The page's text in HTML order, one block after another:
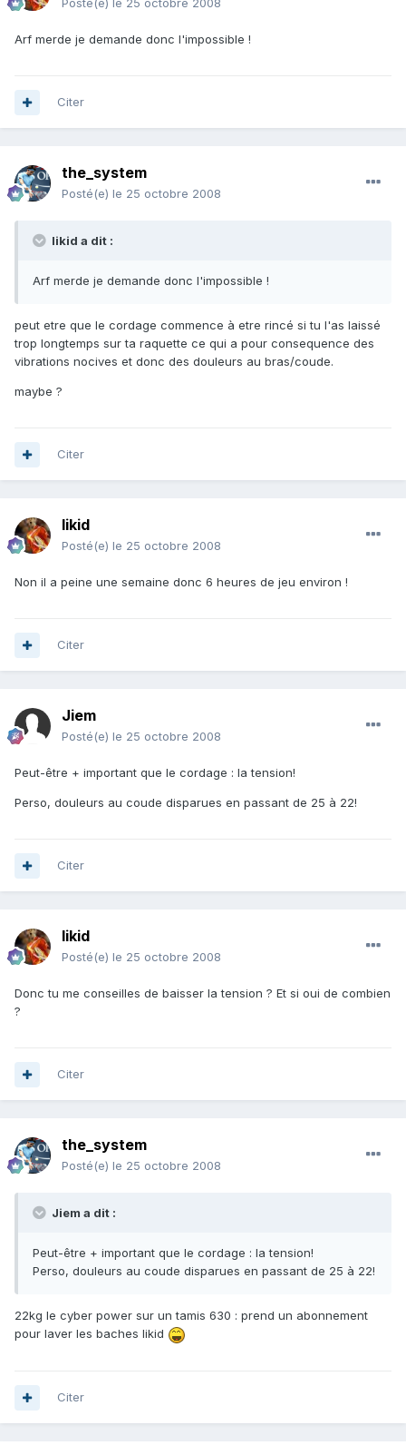
Posté(e) le 25 octobre 2008
Arf merde je demande donc l'impossible !
Citer
the_system
Posté(e) le 25 octobre 2008
likid a dit :
Arf merde je demande donc l'impossible !
peut etre que le cordage commence à etre rincé si tu l'as laissé
trop longtemps sur ta raquette ce qui a pour consequence des
vibrations nocives et donc des douleurs au bras/coude.
maybe ?
Citer
likid
Posté(e) le 25 octobre 2008
Non il a peine une semaine donc 6 heures de jeu environ !
Citer
Jiem
Posté(e) le 25 octobre 2008
Peut-être + important que le cordage : la tension!
Perso, douleurs au coude disparues en passant de 25 à 22!
Citer
likid
Posté(e) le 25 octobre 2008
Donc tu me conseilles de baisser la tension ? Et si oui de combien
?
Citer
the_system
Posté(e) le 25 octobre 2008
Jiem a dit :
Peut-être + important que le cordage : la tension!
Perso, douleurs au coude disparues en passant de 25 à 22!
22kg le cyber power sur un tamis 630 : prend un abonnement
pour laver les baches likid
Citer